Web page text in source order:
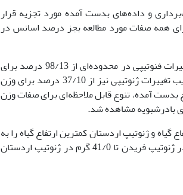
و داده‌های بدست آمده مورد تجزیه قرار
را بین ژنوتیپ‌ها برای همه صفات مورد مطالعه بجز درصد اسانس در
ضرایب تنوع فنوتیپی و ژنوتیپی صفات در جدول 1 آورده شده است. ضریب تغییرات فنوتیپی در محدوده‌ای از 98/13 درصد برای
صفت تعداد برگ تا 90/52 درصد برای صفت وزن تر گیاه قرار گرفته است. ضریب تغییرات ژنوتیپی نیز از 37/10 درصد برای وزن
بدست آمده، تنوع قابل ملاحظه‌ای برای صفات وزن
بادرشبویه مشاهده شد.
بیشترین ارتفاع گیاه و ژنوتیپ اردستان کمترین ارتفاع گیاه را به
خود اختصاص داد. دامنه تغییرات وزن تر گیاه در بین ژنوتیپ‌ها از 93/0 گرم در ژنوتیپ فریدن تا 41/0 گرم در ژنوتیپ اردستان